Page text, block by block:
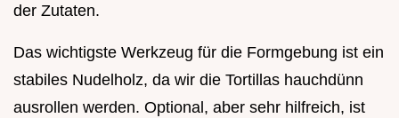
der Zutaten.
Das wichtigste Werkzeug für die Formgebung ist ein
stabiles Nudelholz, da wir die Tortillas hauchdünn
ausrollen werden. Optional, aber sehr hilfreich, ist